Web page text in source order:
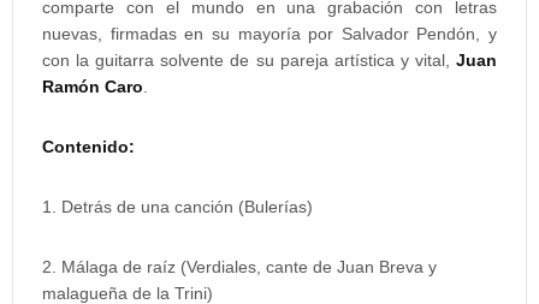
comparte con el mundo en una grabación con letras
nuevas, firmadas en su mayoría por Salvador Pendón, y
con la guitarra solvente de su pareja artística y vital, Juan
Ramón Caro
Contenido:
1. Detrás de una canción (Bulerías)
2. Málaga de raíz (Verdiales, cante de Juan Breva y
malagueña de la Trini)